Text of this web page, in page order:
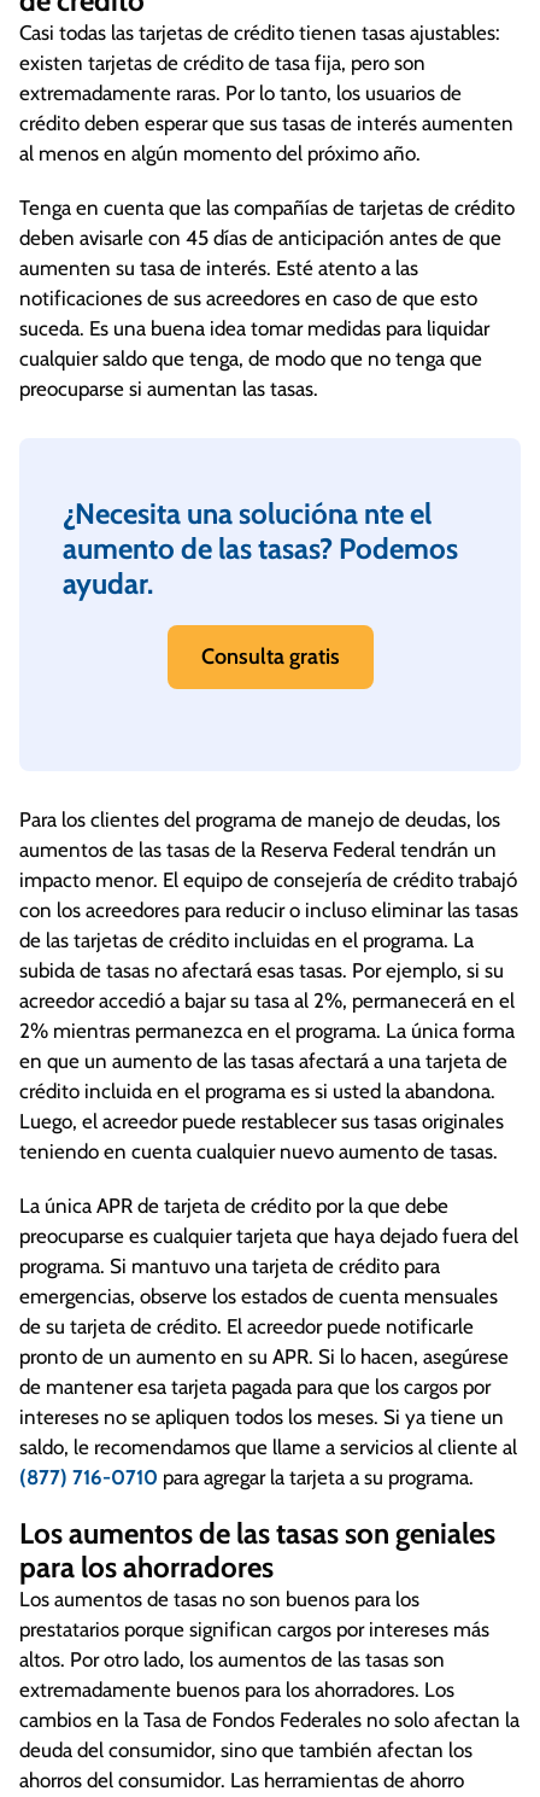
costo suele estar relacionado a su puntaje de
crédito: ¡A mejor puntaje de crédito, menor
interés!
El APR es lo que hace que se le haga cuesta
arriba pagar sus deudas. El APR no para de
deuda.
Casi todas las tarjetas de crédito tienen tasas ajustables:
existen tarjetas de crédito de tasa fija, pero son
extremadamente raras. Por lo tanto, los usuarios de
crédito deben esperar que sus tasas de interés aumenten
al menos en algún momento del próximo año.
Tenga en cuenta que las compañías de tarjetas de crédito
deben avisarle con 45 días de anticipación antes de que
aumenten su tasa de interés. Esté atento a las
notificaciones de sus acreedores en caso de que esto
suceda. Es una buena idea tomar medidas para liquidar
cualquier saldo que tenga, de modo que no tenga que
preocuparse si aumentan las tasas.
¿Necesita una solucióna nte el
aumento de las tasas? Podemos
ayudar.
Consulta gratis
Para los clientes del programa de manejo de deudas, los
aumentos de las tasas de la Reserva Federal tendrán un
impacto menor. El equipo de consejería de crédito trabajó
con los acreedores para reducir o incluso eliminar las tasas
de las tarjetas de crédito incluidas en el programa. La
subida de tasas no afectará esas tasas. Por ejemplo, si su
acreedor accedió a bajar su tasa al 2%, permanecerá en el
2% mientras permanezca en el programa. La única forma
en que un aumento de las tasas afectará a una tarjeta de
crédito incluida en el programa es si usted la abandona.
Luego, el acreedor puede restablecer sus tasas originales
teniendo en cuenta cualquier nuevo aumento de tasas.
La única APR de tarjeta de crédito por la que debe
preocuparse es cualquier tarjeta que haya dejado fuera del
programa. Si mantuvo una tarjeta de crédito para
emergencias, observe los estados de cuenta mensuales
de su tarjeta de crédito. El acreedor puede notificarle
pronto de un aumento en su APR. Si lo hacen, asegúrese
de mantener esa tarjeta pagada para que los cargos por
intereses no se apliquen todos los meses. Si ya tiene un
saldo, le recomendamos que llame a servicios al cliente al
(877) 716-0710 para agregar la tarjeta a su programa.
Los aumentos de las tasas son geniales
para los ahorradores
Los aumentos de tasas no son buenos para los
prestatarios porque significan cargos por intereses más
altos. Por otro lado, los aumentos de las tasas son
extremadamente buenos para los ahorradores. Los
cambios en la Tasa de Fondos Federales no solo afectan la
deuda del consumidor, sino que también afectan los
ahorros del consumidor. Las herramientas de ahorro